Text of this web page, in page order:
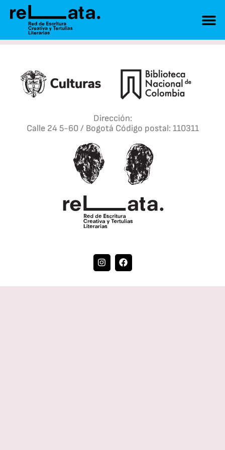
Dirección:
Calle 24 5-60 / Bogotá Código postal: 110311